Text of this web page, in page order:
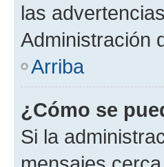
las
Administración
Arriba
¿Cómo se
Si la